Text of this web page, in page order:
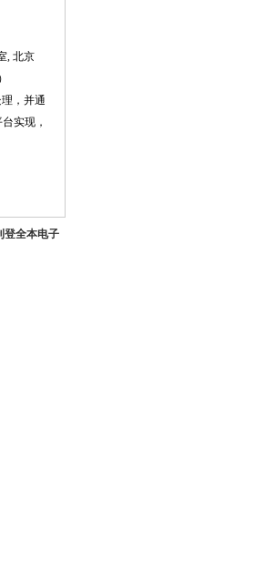
, 北京
，并通
实现，
登全本电子